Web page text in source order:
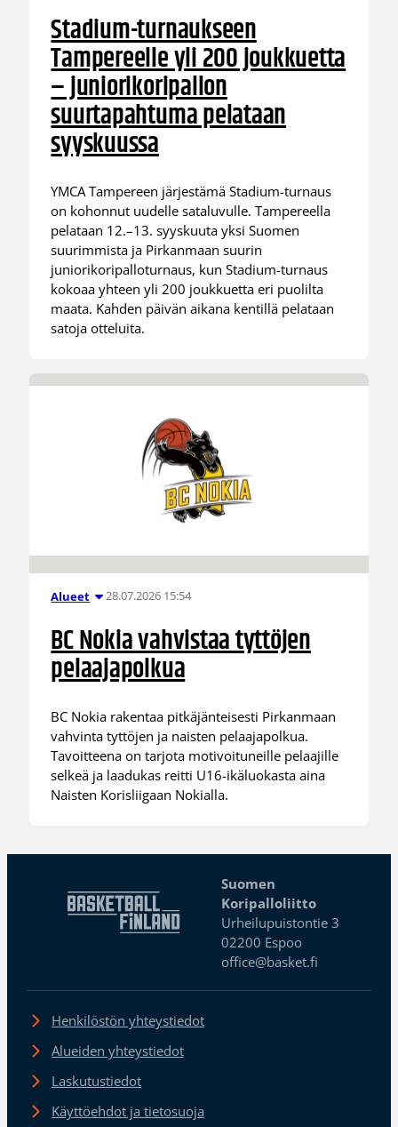
Stadium-turnaukseen
Tampereelle yli 200 joukkuetta
– juniorikoripallon
suurtapahtuma pelataan
syyskuussa
YMCA Tampereen järjestämä Stadium-turnaus
on kohonnut uudelle sataluvulle. Tampereella
pelataan 12.–13. syyskuuta yksi Suomen
suurimmista ja Pirkanmaan suurin
juniorikoripalloturnaus, kun Stadium-turnaus
kokoaa yhteen yli 200 joukkuetta eri puolilta
maata. Kahden päivän aikana kentillä pelataan
satoja otteluita.
Alueet 28.07.2026 15:54
BC Nokia vahvistaa tyttöjen
pelaajapolkua
BC Nokia rakentaa pitkäjänteisesti Pirkanmaan
vahvinta tyttöjen ja naisten pelaajapolkua.
Tavoitteena on tarjota motivoituneille pelaajille
selkeä ja laadukas reitti U16-ikäluokasta aina
Naisten Korisliigaan Nokialla.
Suomen
Koripalloliitto
Urheilupuistontie 3
02200 Espoo
office@basket.fi
Henkilöstön yhteystiedot
Alueiden yhteystiedot
Laskutustiedot
Käyttöehdot ja tietosuoja